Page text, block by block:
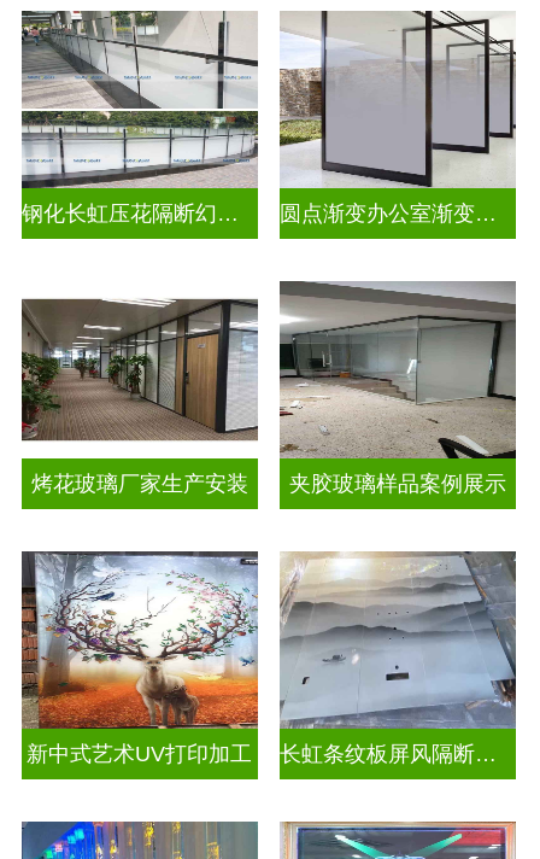
钢化长虹压花隔断幻彩炫彩渐变玻璃 圆点渐变办公室渐变隔断装饰玻璃
烤花玻璃厂家生产安装 夹胶玻璃样品案例展示
新中式艺术UV打印加工 长虹条纹板屏风隔断装饰彩绘玻璃